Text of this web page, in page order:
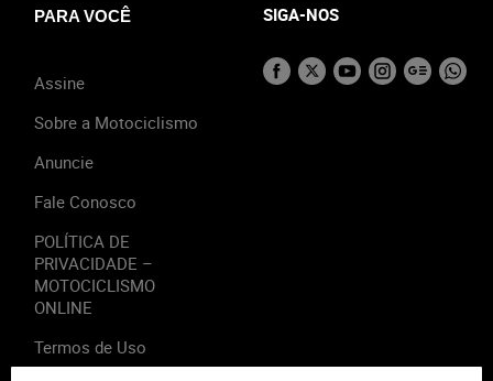
PARA VOCÊ
Assine
Sobre a Motociclismo
Anuncie
Fale Conosco
POLÍTICA DE
PRIVACIDADE –
MOTOCICLISMO
ONLINE
Termos de Uso
SIGA-NOS